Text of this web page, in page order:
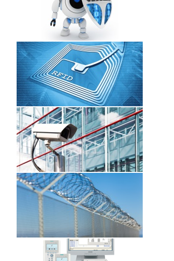
RFID ÜBERWACHUNG & ORTUNG
VIDEOÜBERWACHUNG
PERIMETERSCHUTZ
EINBRUCHMELDESYSTEME